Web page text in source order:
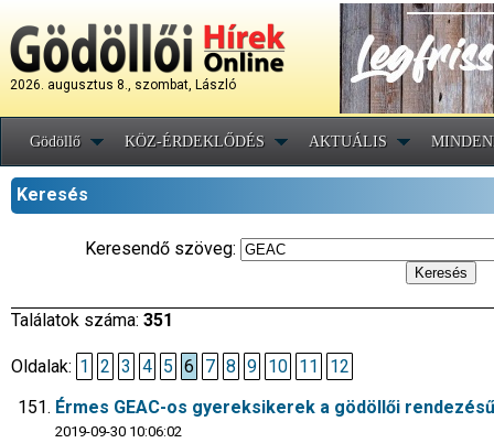
2026. augusztus 8., szombat, László
Gödöllő KÖZ-ÉRDEKLŐDÉS AKTUÁLIS
Keresés
Keresendő szöveg:
Találatok száma: 351
Oldalak: 1 2 3 4 5 6 7 8 9 10 11
12
Érmes GEAC-os gyereksikerek a gödöllői
2019-09-30 10:06:02